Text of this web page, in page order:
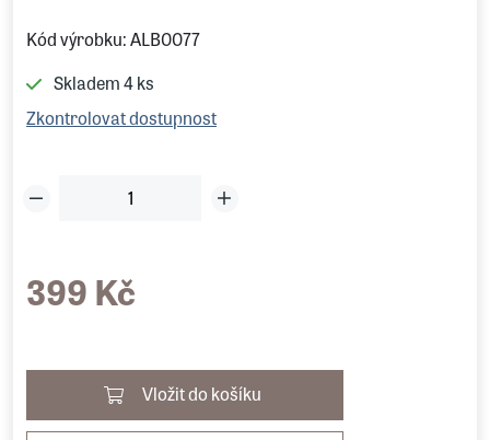
Kód výrobku: ALB0077
Skladem4 ks
Zkontrolovat dostupnost
399 Kč
Vložit do košíku